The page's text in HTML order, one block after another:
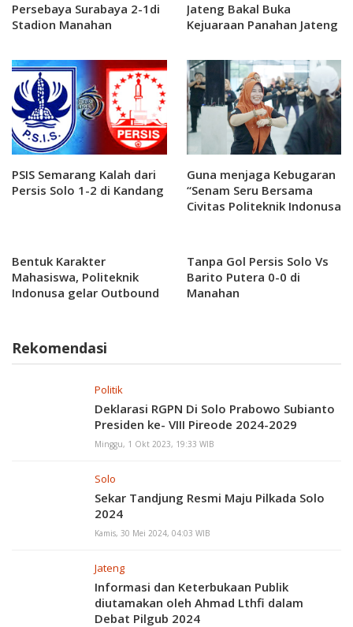
Persebaya Surabaya 2-1di
Stadion Manahan
Jateng Bakal Buka
Kejuaraan Panahan Jateng
PSIS Semarang Kalah dari
Persis Solo 1-2 di Kandang
Guna menjaga Kebugaran
“Senam Seru Bersama
Civitas Politeknik Indonusa
Bentuk Karakter
Mahasiswa, Politeknik
Indonusa gelar Outbound
Tanpa Gol Persis Solo Vs
Barito Putera 0-0 di
Manahan
Rekomendasi
Politik
Deklarasi RGPN Di Solo Prabowo Subianto
Presiden ke- VIII Pireode 2024-2029
Minggu, 1 Okt 2023, 19:33 WIB
Solo
Sekar Tandjung Resmi Maju Pilkada Solo
2024
Kamis, 30 Mei 2024, 04:03 WIB
Jateng
Informasi dan Keterbukaan Publik
diutamakan oleh Ahmad Lthfi dalam
Debat Pilgub 2024